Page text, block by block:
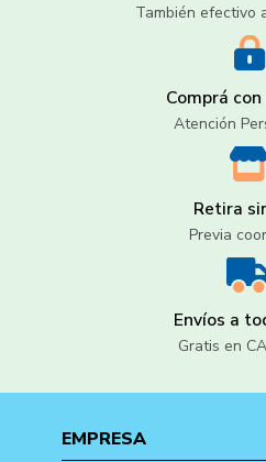
También efectivo
Comprá
Atención
Retira
Previa
Envíos a
Gratis en
EMPRESA